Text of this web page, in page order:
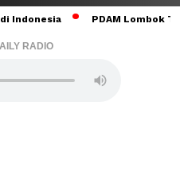
PDAM Lombok Tengah
RADIO